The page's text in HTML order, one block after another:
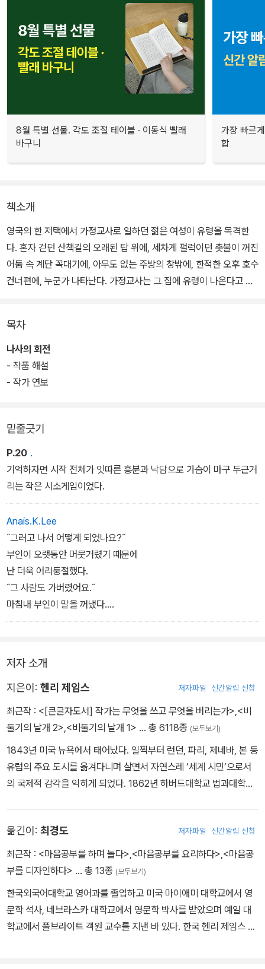
8월 특별 선물. 각도 조절 테이블 · 이동식 빨래
바구니
가장 빠르
합
책소개
영국의 한 저택에서 가정교사로 일하던 젊은 여성이 유령을 목격한
다. 혼자 걷던 산책길의 오래된 탑 위에, 세차게 펄럭이던 촛불이 꺼진
어둠 속 계단 꼭대기에, 아무도 없는 주방의 창밖에, 한적한 오후 호수
건너편에, 누군가 나타난다. 가정교사는 그 집에 유령이 나온다고 확
이 작품은 유령의 실체에 대하여 상반된 해석을 가능하게 한다. 소설
에 등장하는 유령은 실제로 존재하는가, 아니면 가정교사의 환상에서
비롯된 것인가, 유령은 초자연적인 존재인가, 아니면 개인의 심리에
서 만들어진 것인가. 어디에도 명확한 결론, 완전한 추론이 존재하지
작가 헨리 제임스는 작품 속에 수많은 복선을 넣어 온갖 해석이 가능
하도록 했다. 또한 인간 의식의 특징을 모호성으로 규정하여 유령은
물론, 유령으로 상징되는 여러 문제를 인식하는 방법을 제시한다.
목차
나사의 회전
- 작품 해설
- 작가 연보
밑줄긋기
P.20 .
기억하자면 시작 전체가 잇따른 흥분과 낙담으로 가슴이 마구 두근거
리는 작은 시소게임이었다.
Anais.K.Lee
˝그러고 나서 어떻게 되었나요?˝
부인이 오랫동안 머뭇거렸기 때문에
난 더욱 어리둥절했다.
˝그 사람도 가버렸어요.˝
마침내 부인이 말을 꺼냈다.
˝어디로 갔나요?˝
˝죽었다고요?˝
나는 비명을 지를 뻔했다.
부인은 실제 마음을 가다듬고
자신을 더욱 단단히 추스리려는 듯 보였다.
˝아무렴요. 퀸트 씨는 죽었다니까요.˝
저자 소개
지은이: 헨리 제임스 저자파일 신간알림 신청
최근작 : <[큰글자도서] 작가는 무엇을 쓰고 무엇을 버리는가> <비
둘기의 날개 2> <비둘기의 날개 1> … 총 6118종 (모두보기)
1843년 미국 뉴욕에서 태어났다. 일찍부터 런던, 파리, 제네바, 본 등
유럽의 주요 도시를 옮겨다니며 살면서 자연스레 ‘세계 시민’으로서
의 국제적 감각을 익히게 되었다. 1862년 하버드대학교 법과대학에
며 작품활동을 시작했다. 1875년에 본격적인 첫 장편소설 『로더릭
허드슨』을 발표하고 유럽에 정착할 마음으로 파리에 가서 투르게네
프, 플로베르, 졸라 등의 작가와 교유했다. 곧이어 런던으로 이주해 정
국과 유럽에서 두루 호평받으며 입지를 다진 이래 『여인의 초상』 『비
둘기의 날개』 『대사들』 『황금 주발』 등의 장편은 물론, 수많은 중단편
과 희곡, 평론, 에세이를 남겼다. 1915년 영국인으로 귀화했고 이듬
옮긴이: 최경도 저자파일 신간알림 신청
최근작 : <마음공부를 하며 놀다> <마음공부를 요리하다> <마음공
부를 디자인하다> … 총 13종 (모두보기)
한국외국어대학교 영어과를 졸업하고 미국 마이애미 대학교에서 영
문학 석사, 네브라스카 대학교에서 영문학 박사를 받았으며 예일 대
학교에서 풀브라이트 객원 교수를 지낸 바 있다. 한국 헨리 제임스 학